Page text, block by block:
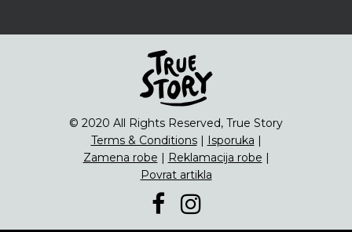
© 2020 All Rights Reserved, True Story
Terms & Conditions| Isporuka |
Zamena robe | Reklamacija robe |
Povrat artikla